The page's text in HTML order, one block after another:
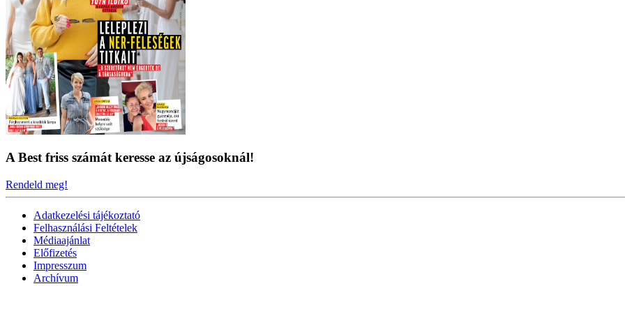
A Best friss számát keresse az újságosoknál!
Rendeld meg!
Adatkezelési tájékoztató
Felhasználási Feltételek
Médiaajánlat
Előfizetés
Impresszum
Archívum